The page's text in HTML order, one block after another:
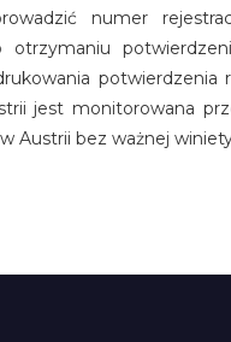
numer
otrzymaniu
potwierdzenia
jest monitorowana
Austrii bez ważnej